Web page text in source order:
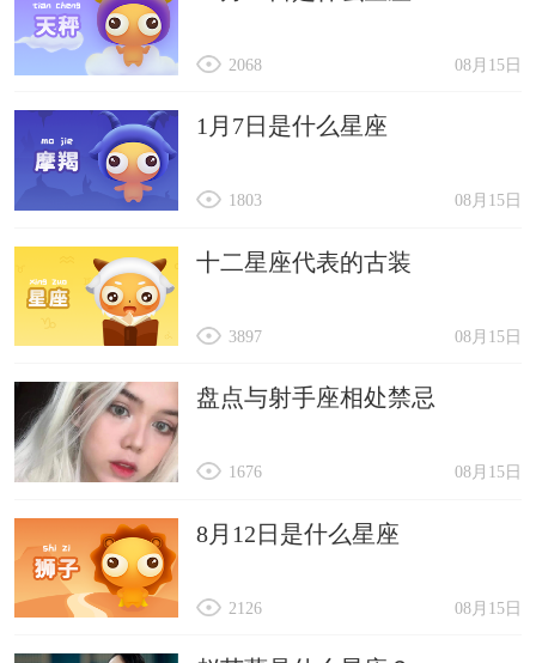
08月15日
2068
1月7日是什么星座
08月15日
1803
十二星座代表的古装
08月15日
3897
盘点与射手座相处禁忌
08月15日
1676
8月12日是什么星座
08月15日
2126